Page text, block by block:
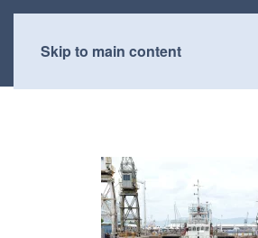
Skip to main content